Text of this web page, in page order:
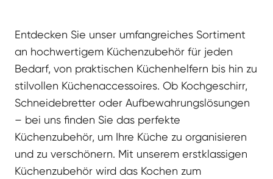
Entdecken Sie unser umfangreiches Sortiment
an hochwertigem Küchenzubehör für jeden
Bedarf, von praktischen Küchenhelfern bis hin zu
stilvollen Küchenaccessoires. Ob Kochgeschirr,
Schneidebretter oder Aufbewahrungslösungen
– bei uns finden Sie das perfekte
Küchenzubehör, um Ihre Küche zu organisieren
und zu verschönern. Mit unserem erstklassigen
Küchenzubehör wird das Kochen zum